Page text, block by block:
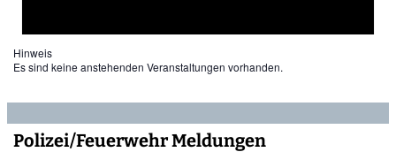
Hinweis
Es sind keine anstehenden Veranstaltungen vorhanden.
Polizei/Feuerwehr Meldungen